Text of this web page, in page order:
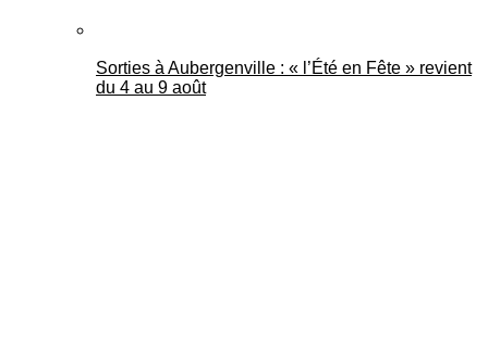
Sorties à Aubergenville : « l’Été en Fête » revient
du 4 au 9 août